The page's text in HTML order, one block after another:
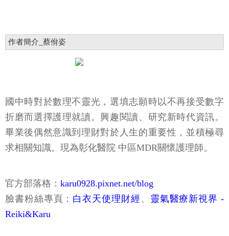
作者簡介_蔡佾姿
國中時對於數理不靈光，選填志願時以不再接受數字
折磨而選擇護理就讀。興趣閱讀、研究新時代資訊。
畢業後偶然意識到理財對於人生的重要性，並積極尋
求相關知識。現為彰化醫院 中區MDR關懷護理師。
官方部落格： karu0928.pixnet.net/blog
臉書粉絲專頁： 白衣天使理財經 、 靈氣醫療新視界 -
Reiki&Karu